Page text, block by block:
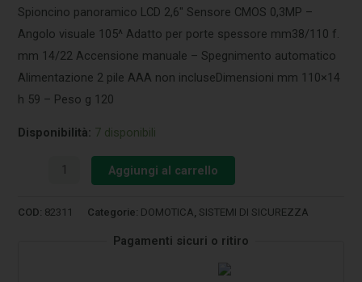
Spioncino panoramico LCD 2,6″ Sensore CMOS 0,3MP –
Angolo visuale 105^ Adatto per porte spessore mm38/110 f.
mm 14/22 Accensione manuale – Spegnimento automatico
Alimentazione 2 pile AAA non incluseDimensioni mm 110×14
h 59 – Peso g 120
Disponibilità: 7 disponibili
Aggiungi al carrello
COD: 82311 Categorie: DOMOTICA SISTEMI DI SICUREZZA
Pagamenti sicuri o ritiro